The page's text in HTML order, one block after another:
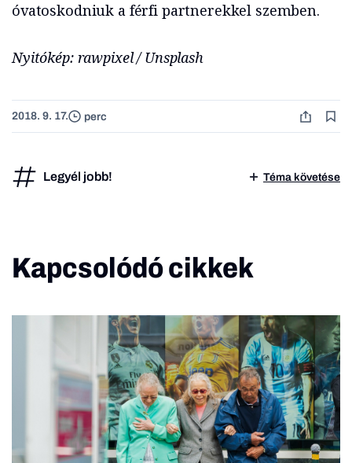
óvatoskodniuk a férfi partnerekkel szemben.
Nyitókép: rawpixel / Unsplash
2018. 9. 17. perc
Legyél jobb! Téma követése
Kapcsolódó cikkek